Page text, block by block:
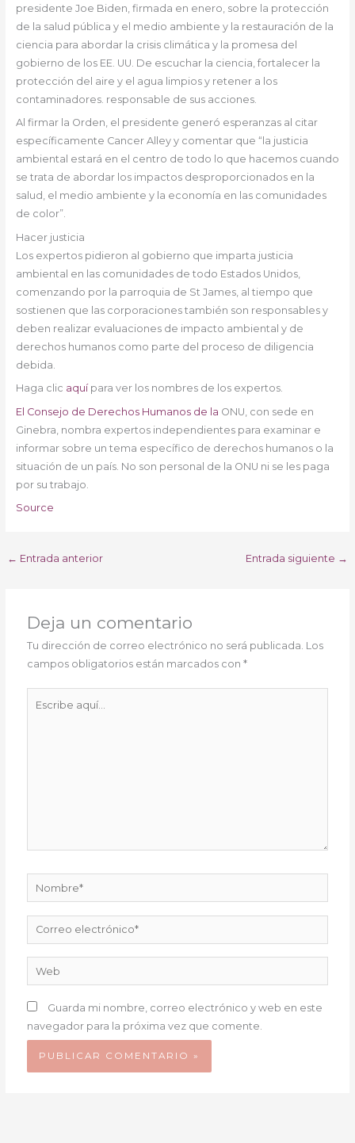
presidente Joe Biden, firmada en enero, sobre la protección
de la salud pública y el medio ambiente y la restauración de la
ciencia para abordar la crisis climática y la promesa del
gobierno de los EE. UU. De escuchar la ciencia, fortalecer la
protección del aire y el agua limpios y retener a los
contaminadores. responsable de sus acciones.
Al firmar la Orden, el presidente generó esperanzas al citar
específicamente Cancer Alley y comentar que “la justicia
ambiental estará en el centro de todo lo que hacemos cuando
se trata de abordar los impactos desproporcionados en la
salud, el medio ambiente y la economía en las comunidades
de color”.
Hacer justicia
Los expertos pidieron al gobierno que imparta justicia
ambiental en las comunidades de todo Estados Unidos,
comenzando por la parroquia de St James, al tiempo que
sostienen que las corporaciones también son responsables y
deben realizar evaluaciones de impacto ambiental y de
derechos humanos como parte del proceso de diligencia
debida.
Haga clic aquípara ver los nombres de los expertos.
El Consejo de Derechos Humanos de la ONU, con sede en
Ginebra, nombra expertos independientes para examinar e
informar sobre un tema específico de derechos humanos o la
situación de un país. No son personal de la ONU ni se les paga
por su trabajo.
Source
← Entrada anterior Entrada siguiente →
Deja un comentario
Tu dirección de correo electrónico no será publicada. Los
campos obligatorios están marcados con*
Nombre*
Correo
electrónico*
Web
Guarda mi nombre, correo electrónico y web en este
navegador para la próxima vez que comente.